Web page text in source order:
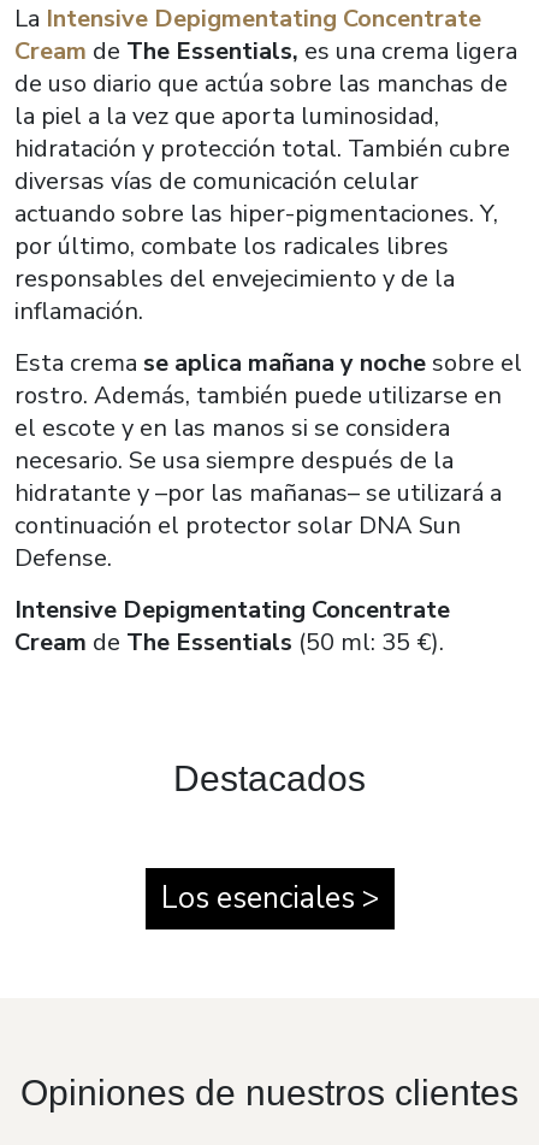
La Intensive Depigmentating Concentrate
Cream de The Essentials, es una crema ligera
de uso diario que actúa sobre las manchas de
la piel a la vez que aporta luminosidad,
hidratación y protección total. También cubre
diversas vías de comunicación celular
actuando sobre las hiper-pigmentaciones. Y,
por último, combate los radicales libres
responsables del envejecimiento y de la
inflamación.
Esta crema se aplica mañana y nochesobre el
rostro. Además, también puede utilizarse en
el escote y en las manos si se considera
necesario. Se usa siempre después de la
hidratante y –por las mañanas– se utilizará a
continuación el protector solar DNA Sun
Defense.
Intensive Depigmentating Concentrate
Cream de The Essentials (50 ml: 35 €).
Destacados
Los esenciales >
Opiniones de nuestros clientes